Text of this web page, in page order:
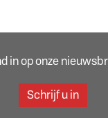
in op onze
Schrijf u in